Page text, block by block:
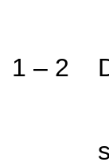
1 – 2
sie